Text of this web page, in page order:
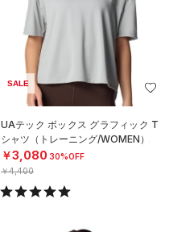
SALE
UAテック ボックス グラフィック T
シャツ（トレーニング/WOMEN）
￥3,080 30%OFF
￥4,400